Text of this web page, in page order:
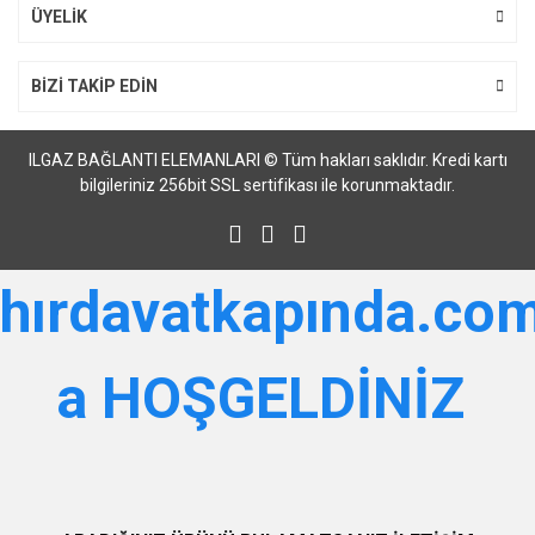
ÜYELİK
BİZİ TAKİP EDİN
ILGAZ BAĞLANTI ELEMANLARI © Tüm hakları saklıdır. Kredi kartı
bilgileriniz 256bit SSL sertifikası ile korunmaktadır.
a HOŞGELDİNİZ